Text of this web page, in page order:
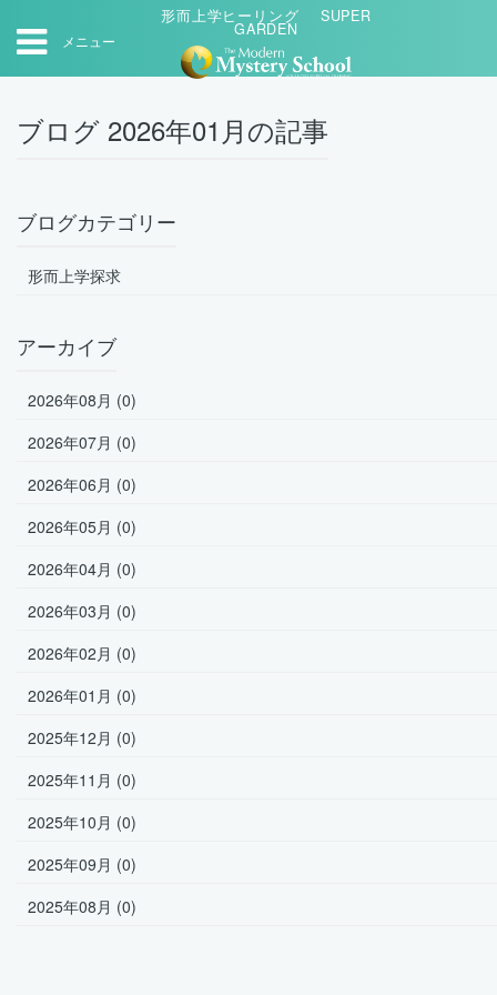
メニュー
形而上学ヒーリング SUPER
GARDEN
ブログ 2026年01月の記事
ブログカテゴリー
形而上学探求
アーカイブ
2026年08月 (0)
2026年07月 (0)
2026年06月 (0)
2026年05月 (0)
2026年04月 (0)
2026年03月 (0)
2026年02月 (0)
2026年01月 (0)
2025年12月 (0)
2025年11月 (0)
2025年10月 (0)
2025年09月 (0)
2025年08月 (0)